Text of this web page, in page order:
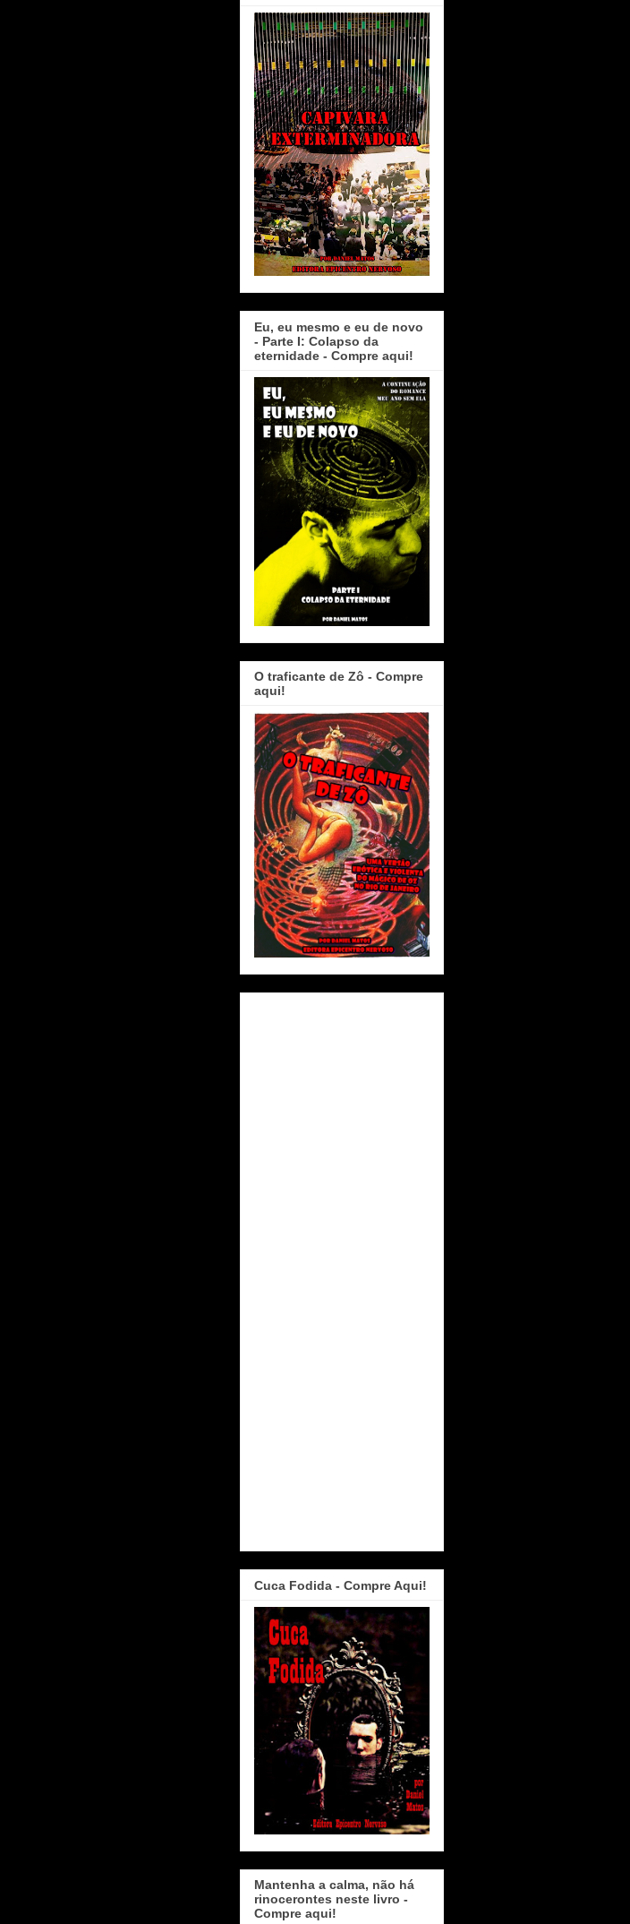
Eu, eu mesmo e eu de novo
- Parte I: Colapso da
eternidade - Compre aqui!
O traficante de Zô - Compre
aqui!
Cuca Fodida - Compre Aqui!
Mantenha a calma, não há
rinocerontes neste livro -
Compre aqui!